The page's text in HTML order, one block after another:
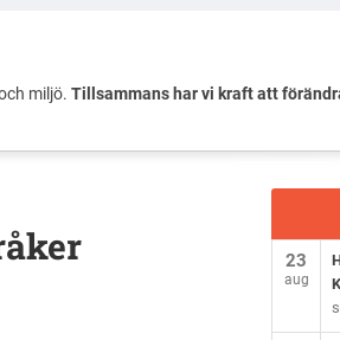
miljö. Tillsammans har vi kraft att
23
aug